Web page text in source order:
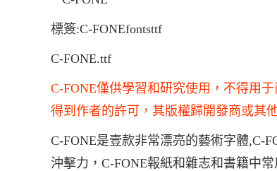
標簽:C-FONEfontsttf
C-FONE.ttf
C-FONE僅供學習和研究使用，不得用
得到作者的許可，其版權歸開發商或其
C-FONE是壹款非常漂亮的藝術字體,C-
沖擊力，C-FONE報紙和雜志和書籍中